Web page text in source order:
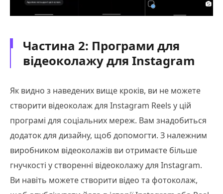
Частина 2: Програми для
відеоколажу для Instagram
Як видно з наведених вище кроків, ви не можете
створити відеоколаж для Instagram Reels у цій
програмі для соціальних мереж. Вам знадобиться
додаток для дизайну, щоб допомогти. З належним
виробником відеоколажів ви отримаєте більше
гнучкості у створенні відеоколажу для Instagram.
Ви навіть можете створити відео та фотоколаж,